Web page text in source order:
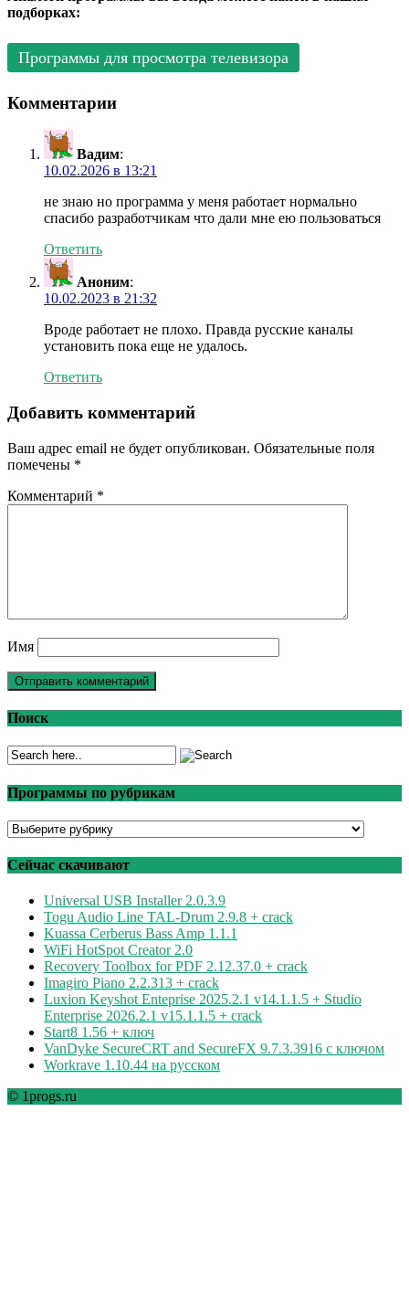
подборках:
Программы для просмотра телевизора
Комментарии
Вадим:
10.02.2026 в 13:21
не знаю но программа у меня работает нормально
спасибо разработчикам что дали мне ею пользоваться
Ответить
Аноним:
10.02.2023 в 21:32
Вроде работает не плохо. Правда русские каналы
установить пока еще не удалось.
Ответить
Добавить комментарий
Ваш адрес email не будет опубликован. Обязательные поля
помечены *
Комментарий *
Имя
Поиск
Программы по рубрикам
Программы
рубрикам
Сейчас скачивают
Universal USB Installer 2.0.3.9
Togu Audio Line TAL-Drum 2.9.8 + crack
Kuassa Cerberus Bass Amp 1.1.1
WiFi HotSpot Creator 2.0
Recovery Toolbox for PDF 2.12.37.0 + crack
Imagiro Piano 2.2.313 + crack
Luxion Keyshot Enteprise 2025.2.1 v14.1.1.5 + Studio
Enterprise 2026.2.1 v15.1.1.5 + crack
Start8 1.56 + ключ
VanDyke SecureCRT and SecureFX 9.7.3.3916 с ключом
Workrave 1.10.44 на русском
© 1progs.ru